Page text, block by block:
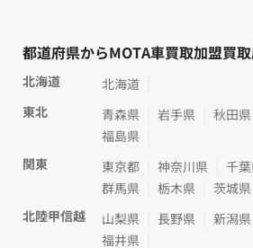
都道府県からMOTA車買取加盟買
北海道
北海道
東北
青森県 岩手県 秋田県
福島県
関東
東京都 神奈川県 千
群馬県
栃木県
茨城県
北陸甲信越
山梨県 長野県 新潟県
福井県